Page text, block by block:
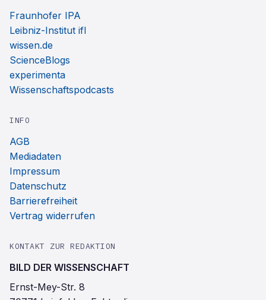
Fraunhofer IPA
Leibniz-Institut ifl
wissen.de
ScienceBlogs
experimenta
Wissenschaftspodcasts
INFO
AGB
Mediadaten
Impressum
Datenschutz
Barrierefreiheit
Vertrag widerrufen
KONTAKT ZUR REDAKTION
BILD DER WISSENSCHAFT
Ernst-Mey-Str. 8